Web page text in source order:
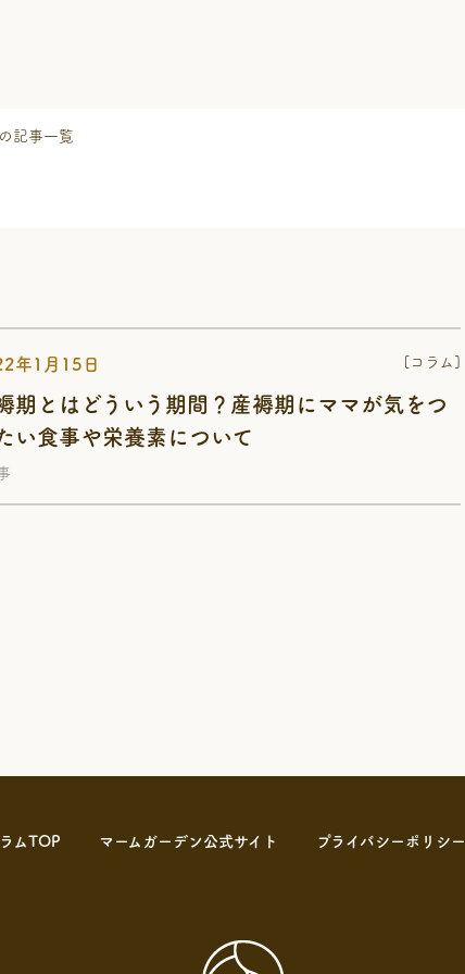
記事一覧
年1月15日 [コラム]
期とはどういう期間？産褥期にママが気をつ
い食事や栄養素について
ムTOP マームガーデン公式サイト プライバシーポリシー